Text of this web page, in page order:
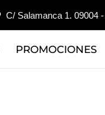
C/ Salamanca 1. 09004 -
PROMOCIONES